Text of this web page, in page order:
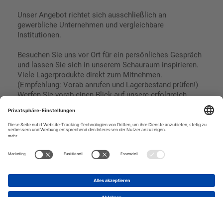
Unser Angebot richtet sich ausschließlich an
gewerbliche Unternehmen und vergleichbare
Institutionen.
Besuchen Sie uns vor Ort für ein persönliches Gespräch
und lassen Sie sich in unserem Schauraum inspirieren.
Viele Lagerprodukte direkt zum Mitnehmen.
(Empfehlung: Vorab anrufen und Lagerbestand prüfen!)
Werfen Sie vorab einen Blick auf unsere erfolgreich
Impressum
Datenschutz
SEPA Lastschrift
Kreditkarte
Rechnungskauf